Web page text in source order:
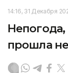
14:16, 31 Декабря
прошла